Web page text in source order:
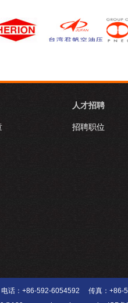
人才招聘
招聘职位
话：+86-592-6054592 传真：+86-